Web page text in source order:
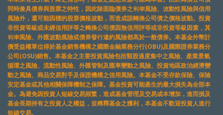
同時兼具債券與股票之特性，因此除面臨債券之利率風險、流動性風險與信用
風險外，還可能因標的股票價格波動，而造成該轉換公司債之價格波動。投資
非投資等級或未經信用評等之轉換公司債因無信用評等或非投資等級因素，其
利率風險、外匯波動風險或債券發行違約風險都高於一般債券。本基金外幣計
價受益權單位得於基金銷售機構之國際金融業務分行(OBU)及國際證券業務分
公司(OSU)銷售。本基金之主要投資風險包括類股過度集中之風險、產業景氣
循環之風險、流動性風險、外匯管制及匯率變動之風險、投資地區政治經濟變
動之風險、商品交易對手及保證機構之信用風險。本基金不受存款保險、保險
安定基金或其他相關保障機制之保障。基金投資可能產生的最大損失為全部本
金。為避免因投資人短線交易頻繁，造成基金管理及交易成本增加，進而損及
基金長期持有之投資人之權益，並稀釋基金之獲利，本基金不歡迎投資人進行
短線交易。